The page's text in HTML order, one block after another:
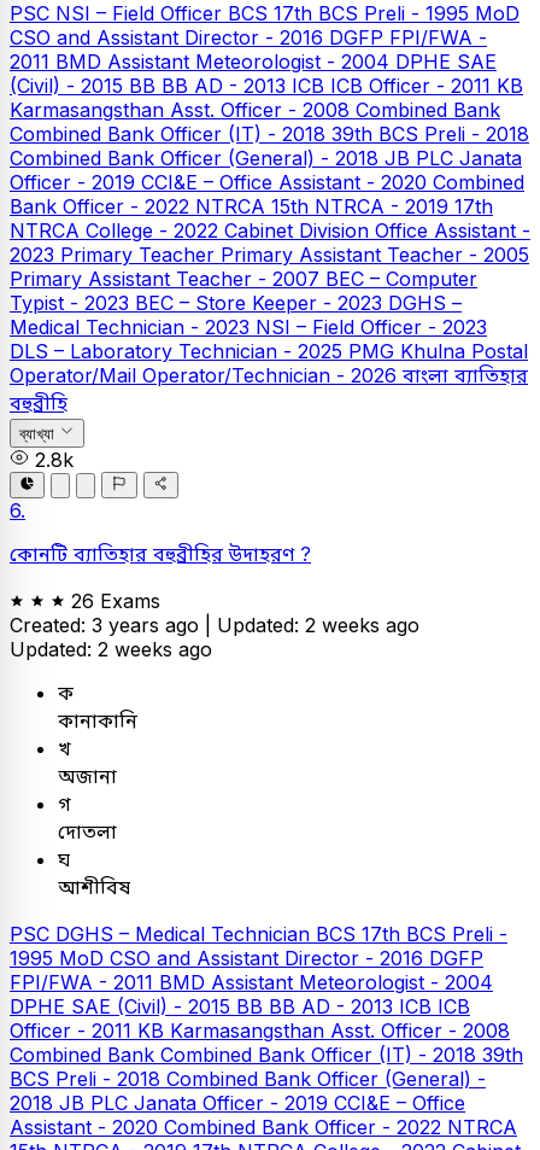
PSC NSI – Field Officer BCS 17th BCS Preli - 1995 MoD
CSO and Assistant Director - 2016 DGFP FPI/FWA -
2011 BMD Assistant Meteorologist - 2004 DPHE SAE
(Civil) - 2015 BB BB AD - 2013 ICB ICB Officer - 2011 KB
Karmasangsthan Asst. Officer - 2008 Combined Bank
Combined Bank Officer (IT) - 2018 39th BCS Preli - 2018
Combined Bank Officer (General) - 2018 JB PLC Janata
Officer - 2019 CCI&E – Office Assistant - 2020 Combined
Bank Officer - 2022 NTRCA 15th NTRCA - 2019 17th
NTRCA College - 2022 Cabinet Division Office Assistant -
2023 Primary Teacher Primary Assistant Teacher - 2005
Primary Assistant Teacher - 2007 BEC – Computer
Typist - 2023 BEC – Store Keeper - 2023 DGHS –
Medical Technician - 2023 NSI – Field Officer - 2023
DLS – Laboratory Technician - 2025 PMG Khulna Postal
Operator/Mail Operator/Technician - 2026 বাংলা ব্যাতিহার
বহুব্রীহি
ব্যাখ্যা
2.8k
6.
কোনটি ব্যাতিহার বহুব্রীহির উদাহরণ ?
26 Exams
Created: 3 years ago | Updated: 2 weeks ago
Updated: 2 weeks ago
ক
কানাকানি
খ
অজানা
গ
দোতলা
ঘ
আশীবিষ
PSC DGHS – Medical Technician BCS 17th BCS Preli -
1995 MoD CSO and Assistant Director - 2016 DGFP
FPI/FWA - 2011 BMD Assistant Meteorologist - 2004
DPHE SAE (Civil) - 2015 BB BB AD - 2013 ICB ICB
Officer - 2011 KB Karmasangsthan Asst. Officer - 2008
Combined Bank Combined Bank Officer (IT) - 2018 39th
BCS Preli - 2018 Combined Bank Officer (General) -
2018 JB PLC Janata Officer - 2019 CCI&E – Office
Assistant - 2020 Combined Bank Officer - 2022 NTRCA